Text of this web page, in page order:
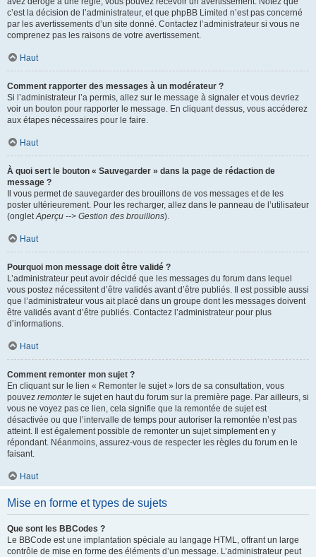
c’est la décision de l’administrateur, et que phpBB Limited n’est pas concerné
par les avertissements d’un site donné. Contactez l’administrateur si vous ne
comprenez pas les raisons de votre avertissement.
Haut
Comment rapporter des messages à un modérateur ?
Si l’administrateur l’a permis, allez sur le message à signaler et vous devriez
voir un bouton pour rapporter le message. En cliquant dessus, vous accéderez
aux étapes nécessaires pour le faire.
Haut
À quoi sert le bouton « Sauvegarder » dans la page de rédaction de
message ?
Il vous permet de sauvegarder des brouillons de vos messages et de les
poster ultérieurement. Pour les recharger, allez dans le panneau de l’utilisateur
(ongletAperçu --> Gestion des brouillons).
Haut
Pourquoi mon message doit être validé ?
L’administrateur peut avoir décidé que les messages du forum dans lequel
vous postez nécessitent d’être validés avant d’être publiés. Il est possible aussi
que l’administrateur vous ait placé dans un groupe dont les messages doivent
être validés avant d’être publiés. Contactez l’administrateur pour plus
d’informations.
Haut
Comment remonter mon sujet ?
En cliquant sur le lien « Remonter le sujet » lors de sa consultation, vous
pouvez remonterle sujet en haut du forum sur la première page. Par ailleurs, si
vous ne voyez pas ce lien, cela signifie que la remontée de sujet est
désactivée ou que l’intervalle de temps pour autoriser la remontée n’est pas
atteint. Il est également possible de remonter un sujet simplement en y
répondant. Néanmoins, assurez-vous de respecter les règles du forum en le
faisant.
Haut
Mise en forme et types de sujets
Que sont les BBCodes ?
Le BBCode est une implantation spéciale au langage HTML, offrant un large
contrôle de mise en forme des éléments d’un message. L’administrateur peut